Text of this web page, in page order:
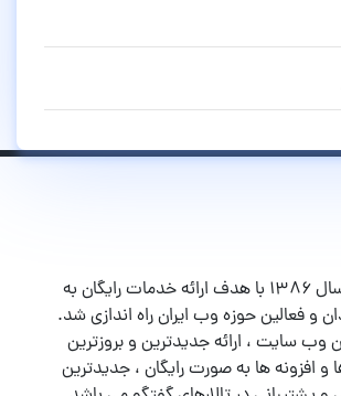
پرشین اسکریپت در سال ۱۳۸۶ با هدف ارائه خدمات رایگان به
و فعالین حوزه وب ایران راه اندازی شد.
وب سایت ، ارائه جدیدترین و بروزترین
و افزونه ها به صورت رایگان ، جدیدترین